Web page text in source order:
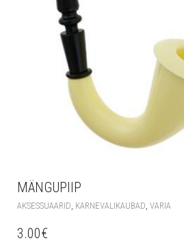
MÄNGUPIIP
AKSESSUAARID, KARNEVALIKAUBAD, VARIA
3.00€